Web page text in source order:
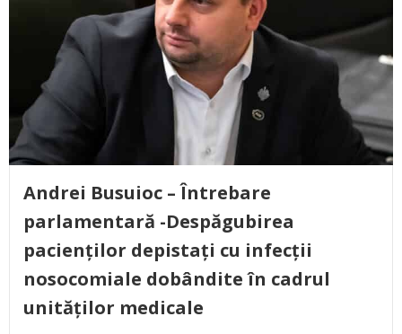
Andrei Busuioc – Întrebare
parlamentară -Despăgubirea
pacienților depistați cu infecții
nosocomiale dobândite în cadrul
unităților medicale